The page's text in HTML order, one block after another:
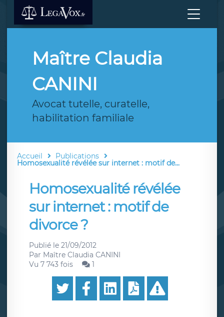
Maître Claudia
CANINI
Avocat tutelle, curatelle,
habilitation familiale
Accueil Publications
Homosexualité révélée sur internet : motif de...
Homosexualité révélée
sur internet : motif de
divorce ?
Publié le 21/09/2012
Par Maître Claudia CANINI
Vu 7 743 fois
1